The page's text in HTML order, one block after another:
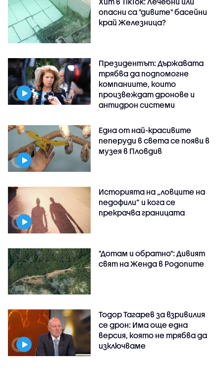
опасни са "дивите" басейни
край Железница?
Президентът: Държавата
трябва да подпомогне
компаниите, които
произвеждат дронове и
антидрон системи
Една от най-красивите
пеперуди в света се появи в
музея в Пловдив
Историята на „ловците на
педофили” и кога се
прекрачва границата
"Дотам и обратно": Дивият
свят на Женда в Родопите
Тодор Тагарев за взривилия
се дрон: Има още една
версия, която не трябва да
изключваме